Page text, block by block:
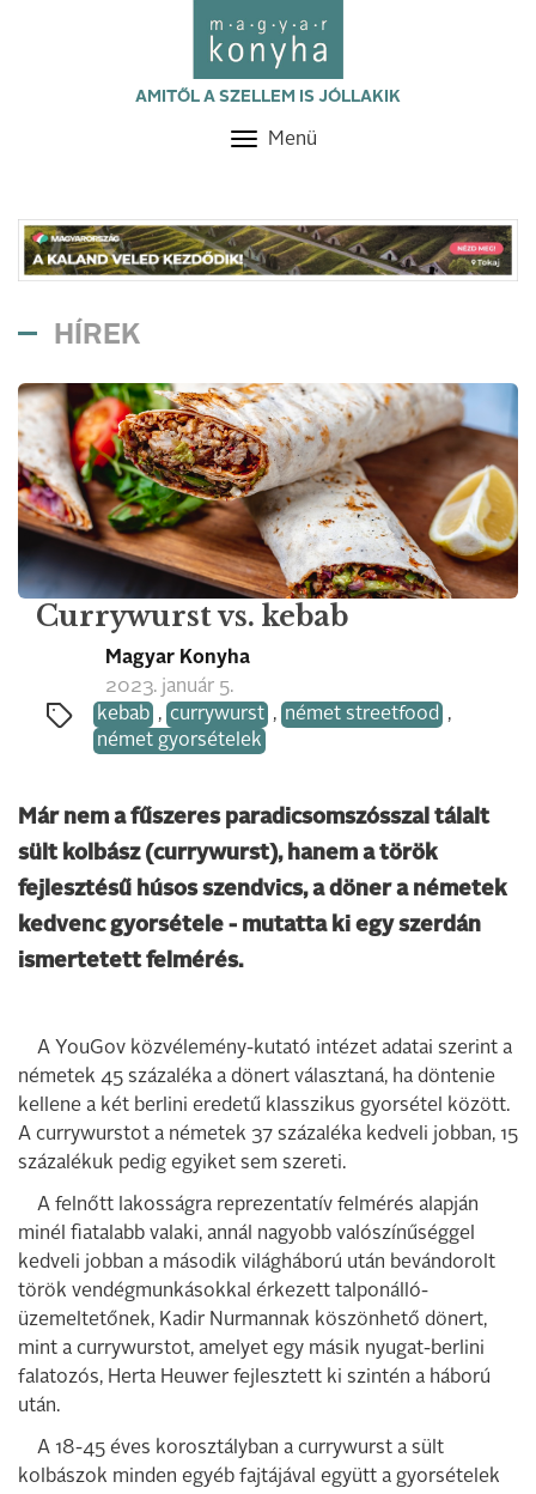
AMITŐL A SZELLEM IS JÓLLAKIK
Toggle
Menü
HÍREK
Currywurst vs. kebab
Magyar Konyha
2023. január 5.
kebab , currywurst , német streetfood
,
német gyorsételek
Már nem a fűszeres paradicsomszósszal tálalt
sült kolbász (currywurst), hanem a török
fejlesztésű húsos szendvics, a döner a németek
kedvenc gyorsétele - mutatta ki egy szerdán
ismertetett felmérés.
A YouGov közvélemény-kutató intézet adatai szerint a
németek 45 százaléka a dönert választaná, ha döntenie
kellene a két berlini eredetű klasszikus gyorsétel között.
A currywurstot a németek 37 százaléka kedveli jobban, 15
százalékuk pedig egyiket sem szereti.
A felnőtt lakosságra reprezentatív felmérés alapján
minél fiatalabb valaki, annál nagyobb valószínűséggel
kedveli jobban a második világháború után bevándorolt
török vendégmunkásokkal érkezett talponálló-
üzemeltetőnek, Kadir Nurmannak köszönhető dönert,
mint a currywurstot, amelyet egy másik nyugat-berlini
falatozós, Herta Heuwer fejlesztett ki szintén a háború
után.
A 18-45 éves korosztályban a currywurst a sült
kolbászok minden egyéb fajtájával együtt a gyorsételek